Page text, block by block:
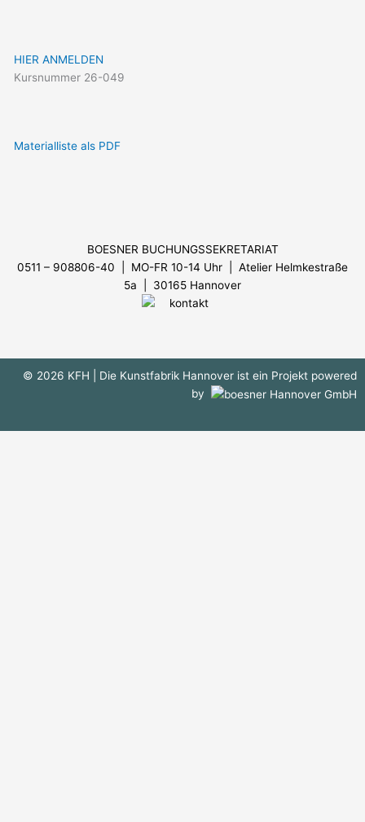
HIER ANMELDEN
Kursnummer 26-049
Materialliste als PDF
BOESNER BUCHUNGSSEKRETARIAT
0511 – 908806-40 | MO-FR 10-14 Uhr
| Atelier Helmkestraße
5a | 30165 Hannover
© 2026 KFH
| Die Kunstfabrik Hannover ist ein Projekt powered
by